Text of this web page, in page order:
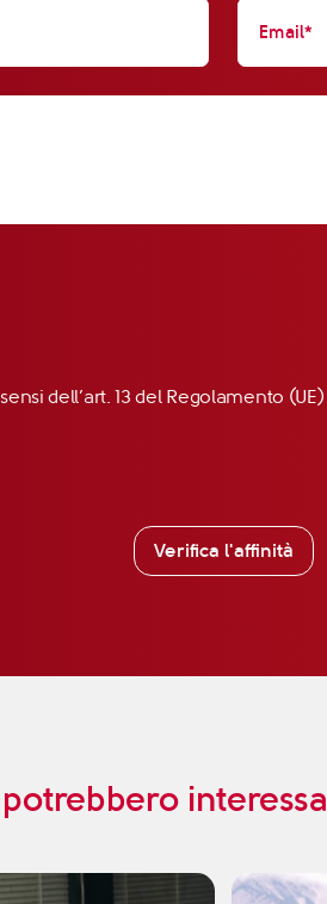
dell’art. 13 del Regolamento
Verifica l'affinità
potrebbero